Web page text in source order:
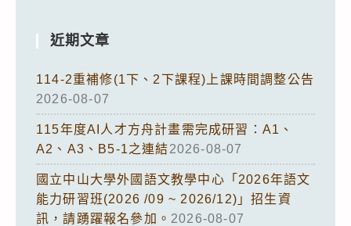
近期文章
114-2重補修(1下、2下課程)上課時間調整公告
2026-08-07
115年度AI人才方舟計畫需完成研習：A1、
A2、A3、B5-1之連結2026-08-07
國立中山大學外國語文教學中心「2026年語文
能力研習班(2026 /09 ~ 2026/12)」招生資
訊，請踴躍報名參加。 2026-08-07